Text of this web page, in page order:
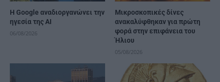
H Google αναδιοργανώνει την
ηγεσία της AI
06/08/2026
Μικροσκοπικές δίνες
ανακαλύφθηκαν για πρώτη
φορά στην επιφάνεια του
Ήλιου
05/08/2026